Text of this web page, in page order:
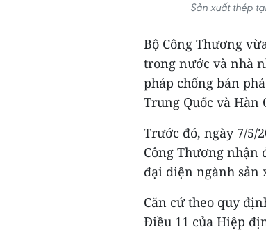
Sản xuất thép
Bộ Công Thương
trong nước và nhà
pháp chống bán
Trung Quốc và Hàn
Trước đó, ngày 7/5/
Công Thương nhận
đại diện ngành sản
Căn cứ theo quy
Điều 11 của Hiệp